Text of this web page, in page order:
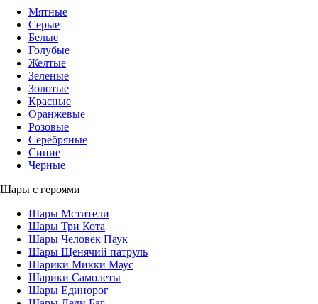
Мятные
Серые
Белые
Голубые
Желтые
Зеленые
Золотые
Красные
Оранжевые
Розовые
Серебряные
Синие
Черные
Шары с героями
Шары Мстители
Шары Три Кота
Шары Человек Паук
Шары Щенячий патруль
Шарики Микки Маус
Шарики Самолеты
Шары Единорог